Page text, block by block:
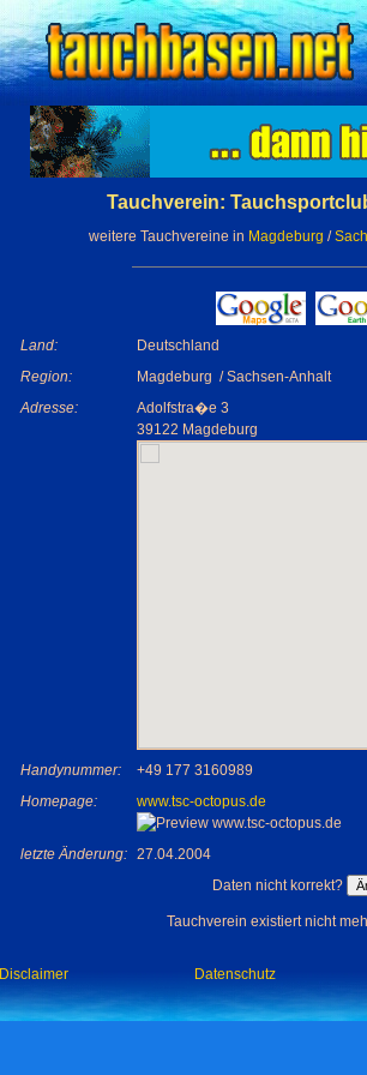
Tauchverein:
weitere Tauchvereine in Magdeburg /
Land:
Deutschland
Region:
Magdeburg / Sachsen-Anhalt
Adresse:
Adolfstra�e 3
39122 Magdeburg
Handynummer:
+49 177 3160989
Homepage:
www.tsc-octopus.de
letzte Änderung: 27.04.2004
Daten nicht korrekt?
Tauchverein existiert nicht
Disclaimer Datenschutz